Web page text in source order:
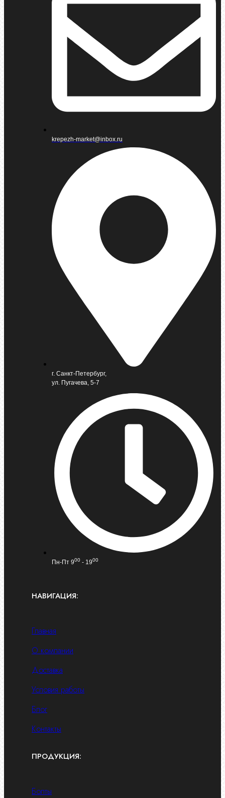
krepezh-market@inbox.ru
г. Санкт-Петербург,
ул. Пугачева, 5-7
Пн-Пт 900 - 1900
НАВИГАЦИЯ:
Главная
О компании
Доставка
Условия работы
Блог
Контакты
ПРОДУКЦИЯ:
Болты